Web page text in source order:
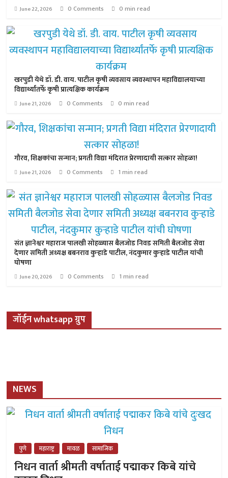
June 22, 2026 0 Comments 0 min read
खरपुडी येथे डॉ. डी. वाय. पाटील कृषी व्यवसाय व्यवस्थापन महाविद्यालयाच्या
विद्यार्थ्यांतर्फे कृषी प्रात्यक्षिक कार्यक्रम
June 21, 2026 0 Comments 0 min read
गौरव, शिक्षकांचा सन्मान; प्रगती विद्या मंदिरात प्रेरणादायी सत्कार सोहळा!
June 21, 2026 0 Comments 1 min read
संत ज्ञानेश्वर महाराज पालखी सोहळ्यास बैलजोड निवड समिती बैलजोड सेवा
देणार समिती अध्यक्ष बबनराव कुऱ्हाडे पाटील, नंदकुमार कुऱ्हाडे पाटील यांची
घोषणा
June 20, 2026 0 Comments 1 min read
जॉईन whatsapp ग्रुप
NEWS
पुणे महाराष्ट्र मावळ सामाजिक
निधन वार्ता श्रीमती वर्षाताई पद्माकर किबे यांचे